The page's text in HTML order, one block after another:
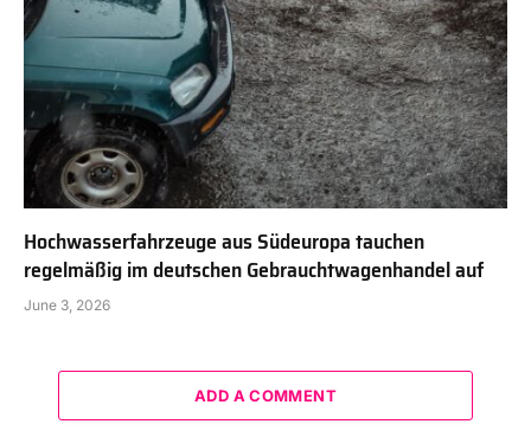
Hochwasserfahrzeuge aus Südeuropa tauchen
regelmäßig im deutschen Gebrauchtwagenhandel auf
June 3, 2026
ADD A COMMENT